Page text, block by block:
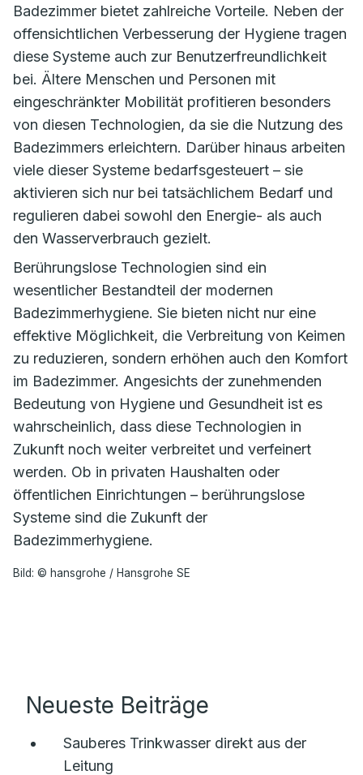
Badezimmer bietet zahlreiche Vorteile. Neben der
offensichtlichen Verbesserung der Hygiene tragen
diese Systeme auch zur Benutzerfreundlichkeit
bei. Ältere Menschen und Personen mit
eingeschränkter Mobilität profitieren besonders
von diesen Technologien, da sie die Nutzung des
Badezimmers erleichtern. Darüber hinaus arbeiten
viele dieser Systeme bedarfsgesteuert – sie
aktivieren sich nur bei tatsächlichem Bedarf und
regulieren dabei sowohl den Energie- als auch
den Wasserverbrauch gezielt.
Berührungslose Technologien sind ein
wesentlicher Bestandteil der modernen
Badezimmerhygiene. Sie bieten nicht nur eine
effektive Möglichkeit, die Verbreitung von Keimen
zu reduzieren, sondern erhöhen auch den Komfort
im Badezimmer. Angesichts der zunehmenden
Bedeutung von Hygiene und Gesundheit ist es
wahrscheinlich, dass diese Technologien in
Zukunft noch weiter verbreitet und verfeinert
werden. Ob in privaten Haushalten oder
öffentlichen Einrichtungen – berührungslose
Systeme sind die Zukunft der
Badezimmerhygiene.
Bild: © hansgrohe / Hansgrohe SE
Neueste Beiträge
Sauberes Trinkwasser direkt aus der
Leitung